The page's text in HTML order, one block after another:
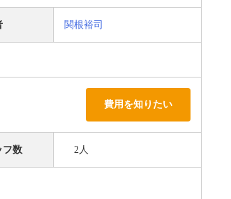
関根裕司
費用を知りたい
フ数 2人